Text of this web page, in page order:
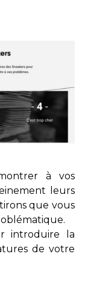
à vos
leurs
que vous
introduire la
de votre